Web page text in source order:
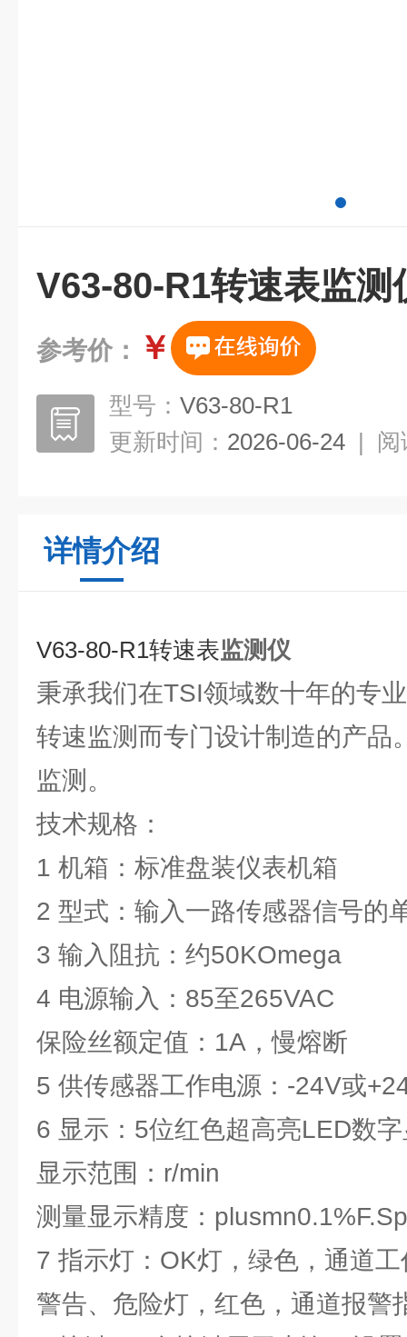
V63-80-R1转速表监测
参考价： ￥
型号： V63-80-R1
更新时间： 2026-06-24 | 阅
详情介绍
V63-80-R1转速表监测仪
秉承我们在TSI领域数十年的专
转速监测而专门设计制造的产品
监测。
技术规格：
1 机箱：标准盘装仪表机箱
2 型式：输入一路传感器信号的
3 输入阻抗：约50KOmega
4 电源输入：85至265VAC
保险丝额定值：1A，慢熔断
5 供传感器工作电源：-24V或
6 显示：5位红色超高亮LED数
显示范围：r/min
测量显示精度：
7 指示灯：OK灯，绿色，通道
警告、危险灯，红色，通道报警